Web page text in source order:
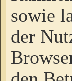
sowie
der